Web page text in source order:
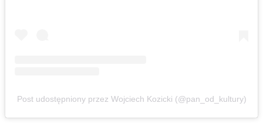
Post udostępniony przez Wojciech Kozicki (@pan_od_kultury)